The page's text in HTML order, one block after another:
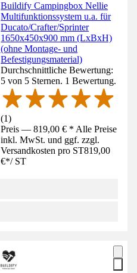
Buildify Campingbox Nellie
Multifunktionssystem u.a. für
Ducato/Crafter/Sprinter
1650x450x900 mm (LxBxH)
(ohne Montage- und
Befestigungsmaterial)
Durchschnittliche Bewertung:
5 von 5 Sternen. 1 Bewertung.
(1)
Preis — 819,00 € * Alle Preise
inkl. MwSt. und ggf. zzgl.
Versandkosten pro ST819,00
€*/ ST